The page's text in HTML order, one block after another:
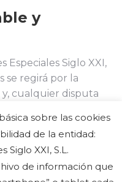
y
Especiales Siglo XXI,
se regirá por la
y, cualquier disputa
sobre las cookies
de la entidad:
Siglo XXI, S.L.
de información que